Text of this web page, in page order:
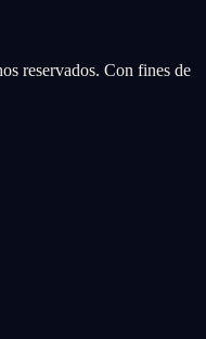
reservados. Con fines de